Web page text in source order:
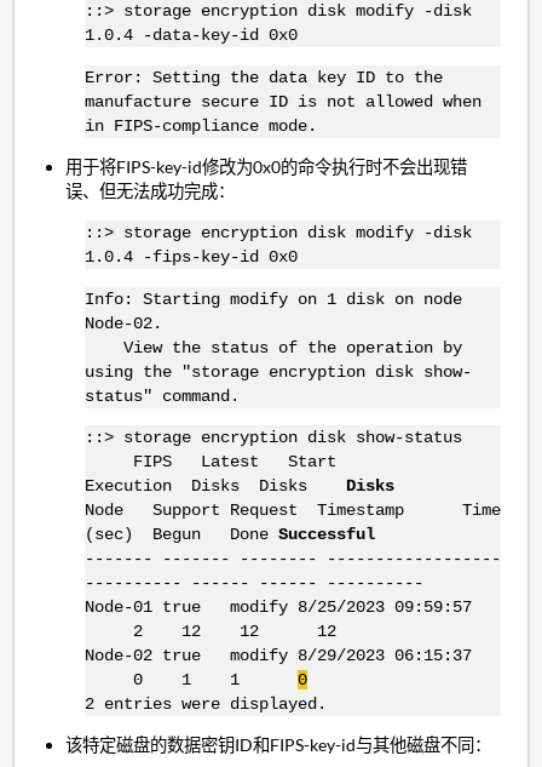
::> storage encryption disk modify -disk
1.0.4 -data-key-id 0x0
Error: Setting the data key ID to the
manufacture secure ID is not allowed when
in FIPS-compliance mode.
用于将FIPS-key-id修改为0x0的命令执行时不会出现错
误、但无法成功完成：
::> storage encryption disk modify -disk
1.0.4 -fips-key-id 0x0
Info: Starting modify on 1 disk on node
Node-02.
View the status of the operation by
using the "storage encryption disk show-
status" command.
::> storage encryption disk show-status
FIPS Latest Start
Execution Disks Disks Disks
Node Support Request Timestamp Time
(sec) Begun Done Successful
------- ------- -------- ------------------
---------- ------ ------ ----------
Node-01 true modify 8/25/2023 09:59:57
2 12 12 12
Node-02 true modify 8/29/2023 06:15:37
0 1 1 0
2 entries were displayed.
该特定磁盘的数据密钥ID和FIPS-key-id与其他磁盘不同：